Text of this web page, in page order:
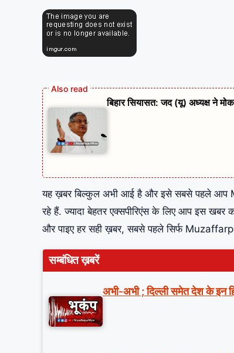
बिहार सियासत: जद (यू) अध्यक्ष ने
यह ख़बर बिल्कुल अभी आई है और इसे सबसे पहले आप
रहे हैं. ज्यादा बेहतर एक्सपीरिएंस के लिए आप इस
और पाइए हर सही ख़बर, सबसे पहले सिर्फ
सम्बंधित ख़बरें
अभी-अभी ; दिल्ली समेत देश के इन